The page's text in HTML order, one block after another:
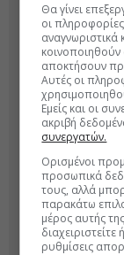
Θα γίνει
οι
αναγνωριστικά
αποκτήσουν
Αυτές οι
Εμείς και οι
ακριβή
συνεργατών.
Ορισμένοι
προσωπικά
τους, αλλά
παρακάτω
μέρος αυτής
ρυθμίσεις